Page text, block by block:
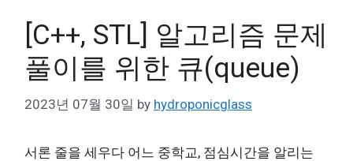
[C++, STL] 알고리즘 문제
풀이를 위한 큐(queue)
2023년 07월 30일 by hydroponicglass
서론 줄을 세우다 어느 중학교, 점심시간을 알리는